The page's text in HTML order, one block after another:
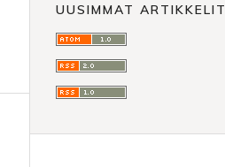
UUSIMMAT ARTIKKELIT